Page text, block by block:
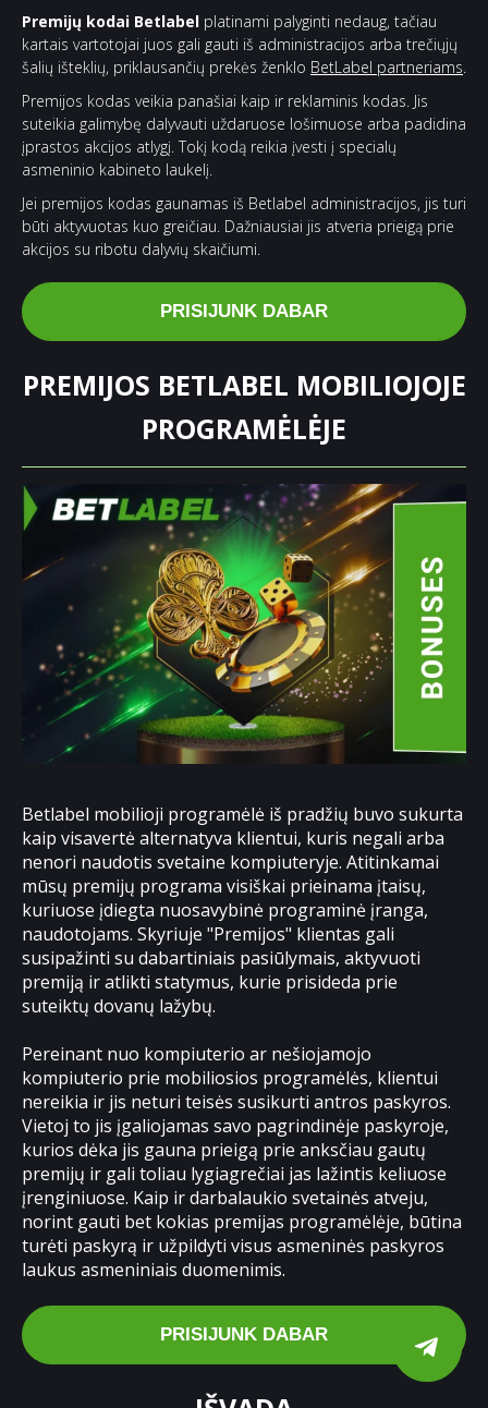
Premijų kodai Betlabel platinami palyginti nedaug, tačiau
kartais vartotojai juos gali gauti iš administracijos arba trečiųjų
šalių išteklių, priklausančių prekės ženklo BetLabel partneriams.
Premijos kodas veikia panašiai kaip ir reklaminis kodas. Jis
suteikia galimybę dalyvauti uždaruose lošimuose arba padidina
įprastos akcijos atlygį. Tokį kodą reikia įvesti į specialų
asmeninio kabineto laukelį.
Jei premijos kodas gaunamas iš Betlabel administracijos, jis turi
būti aktyvuotas kuo greičiau. Dažniausiai jis atveria prieigą prie
akcijos su ribotu dalyvių skaičiumi.
PRISIJUNK DABAR
PREMIJOS BETLABEL MOBILIOJOJE
PROGRAMĖLĖJE
Betlabel mobilioji programėlė iš pradžių buvo sukurta
kaip visavertė alternatyva klientui, kuris negali arba
nenori naudotis svetaine kompiuteryje. Atitinkamai
mūsų premijų programa visiškai prieinama įtaisų,
kuriuose įdiegta nuosavybinė programinė įranga,
naudotojams. Skyriuje "Premijos" klientas gali
susipažinti su dabartiniais pasiūlymais, aktyvuoti
premiją ir atlikti statymus, kurie prisideda prie
suteiktų dovanų lažybų.
Pereinant nuo kompiuterio ar nešiojamojo
kompiuterio prie mobiliosios programėlės, klientui
nereikia ir jis neturi teisės susikurti antros paskyros.
Vietoj to jis įgaliojamas savo pagrindinėje paskyroje,
kurios dėka jis gauna prieigą prie anksčiau gautų
premijų ir gali toliau lygiagrečiai jas lažintis keliuose
įrenginiuose. Kaip ir darbalaukio svetainės atveju,
norint gauti bet kokias premijas programėlėje, būtina
turėti paskyrą ir užpildyti visus asmeninės paskyros
laukus asmeniniais duomenimis.
PRISIJUNK DABAR